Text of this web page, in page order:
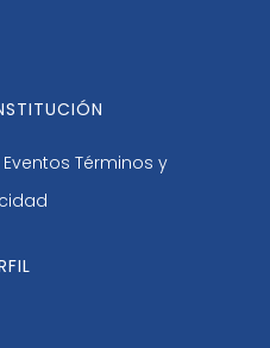
Eventos Términos y